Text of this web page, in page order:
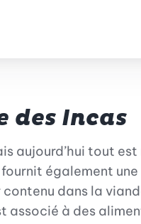
des Incas
aujourd’hui tout
fournit également une
dans la
à des